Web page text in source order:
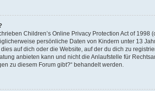
Children’s Online Privacy Protection Act of
persönliche Daten von Kindern unter 13
auf dich oder die Website, auf der du dich zu
anbieten kann und nicht die Anlaufstelle für
zu diesem Forum gibt?“ behandelt werden.